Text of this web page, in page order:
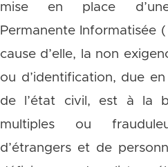
mise en place
Permanente Informatisée
cause d’elle, la non
ou d’identification, due
de l’état civil, est à la
multiples ou
d’étrangers et de